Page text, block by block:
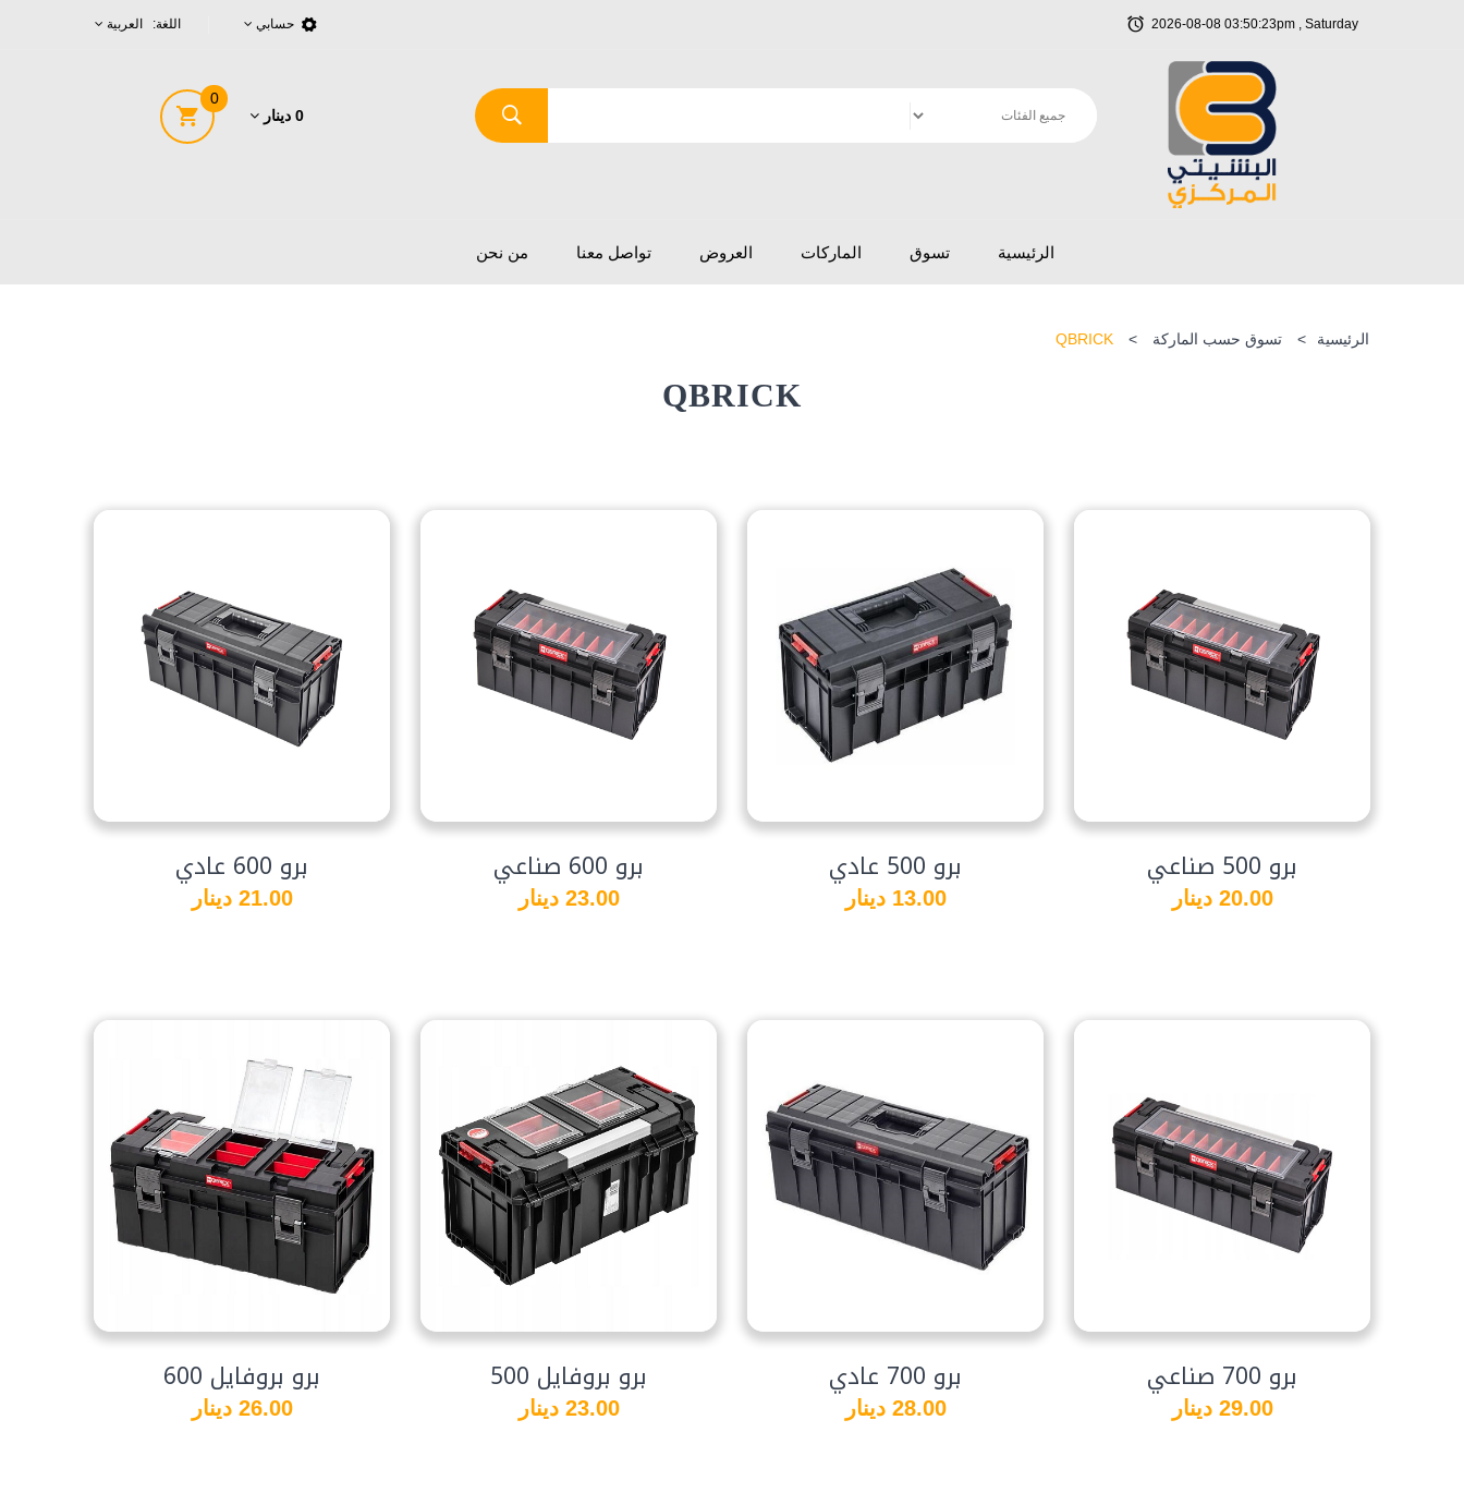
اللغة: العربية حسابي 2026-08-08 03:50:23pm , Saturday
0
0 دينار
الرئيسية تسوق الماركات العروض تواصل معنا من نحن
الرئيسية > تسوق حسب الماركة >
QBRICK
برو 500 صناعي
20.00 دينار
برو 500 عادي
13.00 دينار
برو 600 صناعي
23.00 دينار
برو 600 عادي
21.00 دينار
برو 700 صناعي
29.00 دينار
برو 700 عادي
28.00 دينار
برو بروفايل 500
23.00 دينار
برو بروفايل 600
26.00 دينار